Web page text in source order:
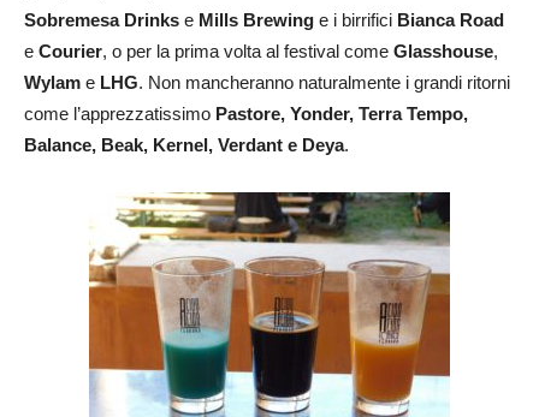
Sobremesa Drinks e Mills Brewing e i birrifici Bianca Road
e Courier, o per la prima volta al festival come Glasshouse,
Wylam e LHG. Non mancheranno naturalmente i grandi ritorni
come l’apprezzatissimo Pastore, Yonder, Terra Tempo,
Balance, Beak, Kernel, Verdant e Deya.